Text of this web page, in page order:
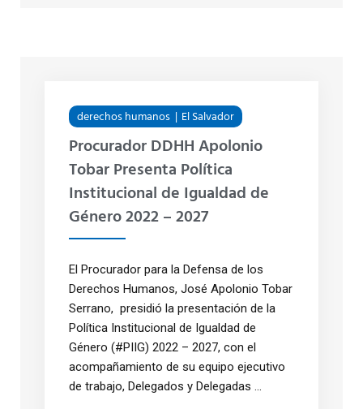
derechos humanos El Salvador
Procurador DDHH Apolonio
Tobar Presenta Política
Institucional de Igualdad de
Género 2022 – 2027
El Procurador para la Defensa de los
Derechos Humanos, José Apolonio Tobar
Serrano, presidió la presentación de la
Política Institucional de Igualdad de
Género (#PIIG) 2022 – 2027, con el
acompañamiento de su equipo ejecutivo
de trabajo, Delegados y Delegadas ...